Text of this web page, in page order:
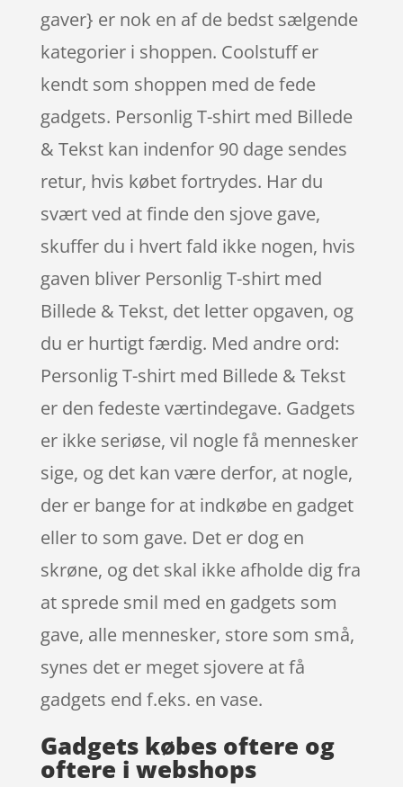
gaver} er nok en af de bedst sælgende
kategorier i shoppen. Coolstuff er
kendt som shoppen med de fede
gadgets. Personlig T-shirt med Billede
& Tekst kan indenfor 90 dage sendes
retur, hvis købet fortrydes. Har du
svært ved at finde den sjove gave,
skuffer du i hvert fald ikke nogen, hvis
gaven bliver Personlig T-shirt med
Billede & Tekst, det letter opgaven, og
du er hurtigt færdig. Med andre ord:
Personlig T-shirt med Billede & Tekst
er den fedeste værtindegave. Gadgets
er ikke seriøse, vil nogle få mennesker
sige, og det kan være derfor, at nogle,
der er bange for at indkøbe en gadget
eller to som gave. Det er dog en
skrøne, og det skal ikke afholde dig fra
at sprede smil med en gadgets som
gave, alle mennesker, store som små,
synes det er meget sjovere at få
gadgets end f.eks. en vase.
Gadgets købes oftere og
oftere i webshops